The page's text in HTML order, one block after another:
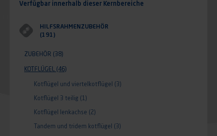
Verfügbar innerhalb dieser Kernbereiche
HILFSRAHMENZUBEHÖR
(191)
ZUBEHÖR (38)
KOTFLÜGEL (46)
Kotflügel und viertelkotflügel (3)
Kotflügel 3 teilig (1)
Kotflügel lenkachse (2)
Tandem und tridem kotflügel (3)